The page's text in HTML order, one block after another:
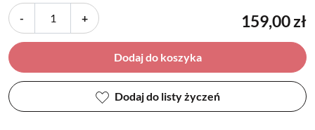
- + 159,00 zł
Dodaj do koszyka
Dodaj do listy życzeń